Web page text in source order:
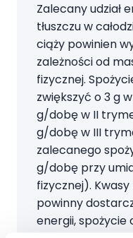
Zalecany udział
tłuszczu w
ciąży powinien
zależności od
fizycznej.
zwiększyć o 3 g
g/dobę w II
g/dobę w III
zalecanego
g/dobę przy
fizycznej).
powinny
energii,